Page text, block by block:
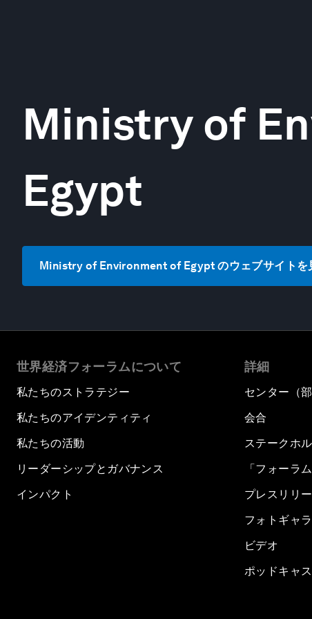
Ministry of
Egypt
Ministry of Environment of Egypt のウェブサイトを
世界経済フォーラムについて
私たちのストラテジー
私たちのアイデンティティ
私たちの活動
リーダーシップとガバナンス
インパクト
詳細
センター（部
会合
ステークホ
「フォーラ
プレスリリ
フォトギャ
ビデオ
ポッドキャス